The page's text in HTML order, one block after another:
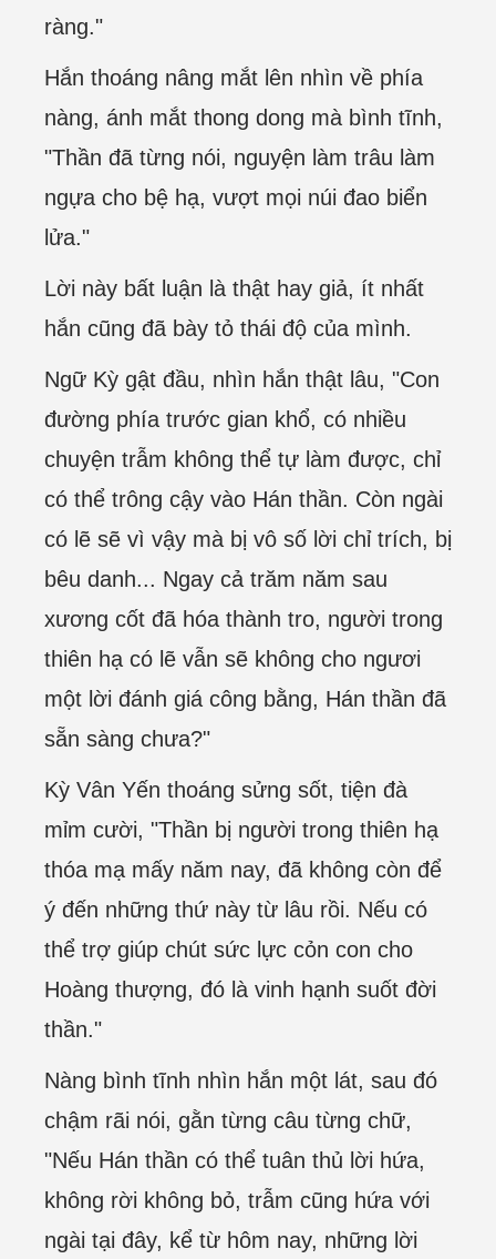
ràng."
Hắn thoáng nâng mắt lên nhìn về phía
nàng, ánh mắt thong dong mà bình tĩnh,
"Thần đã từng nói, nguyện làm trâu làm
ngựa cho bệ hạ, vượt mọi núi đao biển
lửa."
Lời này bất luận là thật hay giả, ít nhất
hắn cũng đã bày tỏ thái độ của mình.
Ngữ Kỳ gật đầu, nhìn hắn thật lâu, "Con
đường phía trước gian khổ, có nhiều
chuyện trẫm không thể tự làm được, chỉ
có thể trông cậy vào Hán thần. Còn ngài
có lẽ sẽ vì vậy mà bị vô số lời chỉ trích, bị
bêu danh... Ngay cả trăm năm sau
xương cốt đã hóa thành tro, người trong
thiên hạ có lẽ vẫn sẽ không cho ngươi
một lời đánh giá công bằng, Hán thần đã
sẵn sàng chưa?"
Kỳ Vân Yến thoáng sửng sốt, tiện đà
mỉm cười, "Thần bị người trong thiên hạ
thóa mạ mấy năm nay, đã không còn để
ý đến những thứ này từ lâu rồi. Nếu có
thể trợ giúp chút sức lực cỏn con cho
Hoàng thượng, đó là vinh hạnh suốt đời
thần."
Nàng bình tĩnh nhìn hắn một lát, sau đó
chậm rãi nói, gằn từng câu từng chữ,
"Nếu Hán thần có thể tuân thủ lời hứa,
không rời không bỏ, trẫm cũng hứa với
ngài tại đây, kể từ hôm nay, những lời